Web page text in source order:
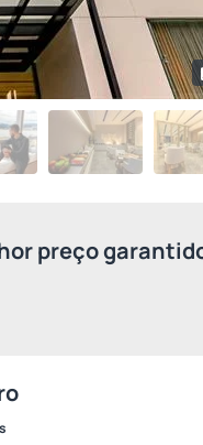
preço